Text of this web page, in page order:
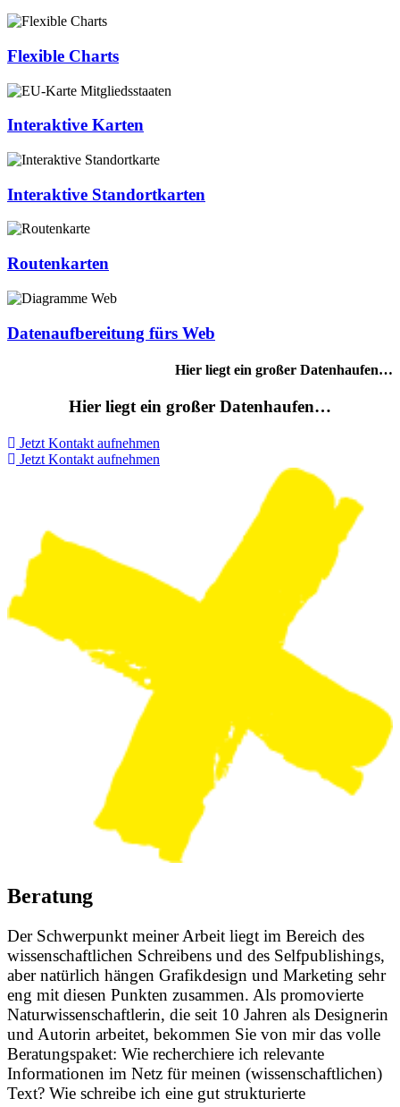
Flexible Charts
Interaktive Karten
Interaktive Standortkarten
Routenkarten
Datenaufbereitung fürs Web
Hier liegt ein großer Datenhaufen…
Hier liegt ein großer Datenhaufen…
Jetzt Kontakt aufnehmen
Jetzt Kontakt aufnehmen
Beratung
Der Schwerpunkt meiner Arbeit liegt im Bereich des
wissenschaftlichen Schreibens und des Selfpublishings,
aber natürlich hängen Grafikdesign und Marketing sehr
eng mit diesen Punkten zusammen. Als promovierte
Naturwissenschaftlerin, die seit 10 Jahren als Designerin
und Autorin arbeitet, bekommen Sie von mir das volle
Beratungspaket: Wie recherchiere ich relevante
Informationen im Netz für meinen (wissenschaftlichen)
Text? Wie schreibe ich eine gut strukturierte